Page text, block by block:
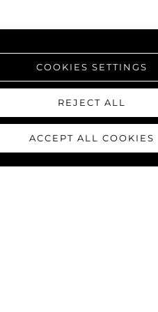
COOKIES SETTINGS
REJECT ALL
ACCEPT ALL COOKIES